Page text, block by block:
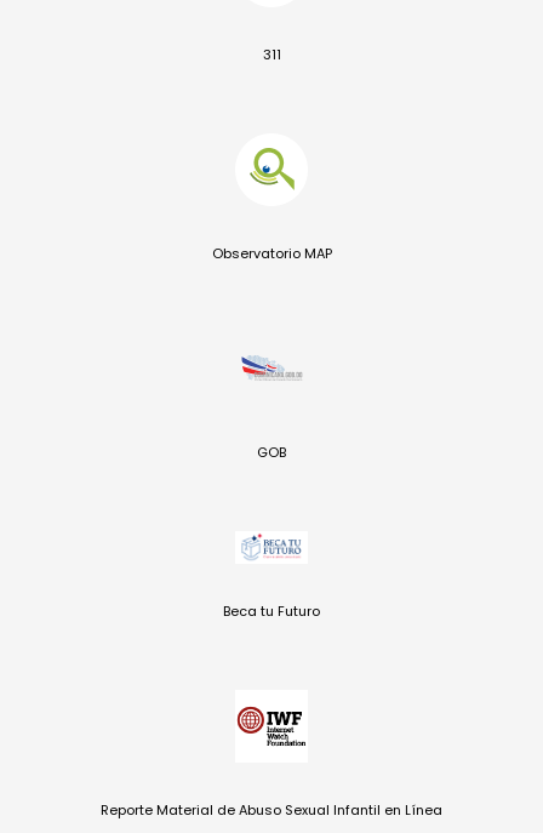
311
Observatorio MAP
GOB
Beca tu Futuro
Reporte Material de Abuso Sexual Infantil en Línea